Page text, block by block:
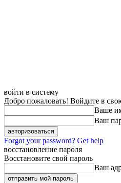
войти в систему
Добро пожаловать! Войдите в
Ваше
Ваш
Forgot your password? Get help
восстановление пароля
Восстановите свой пароль
Ваш